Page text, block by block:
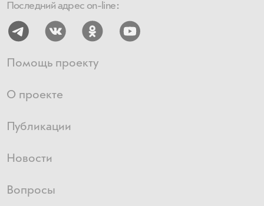
Последний адрес on-line:
Помощь проекту
О проекте
Публикации
Новости
Вопросы